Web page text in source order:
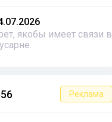
якобы имеет связи в
Реклама